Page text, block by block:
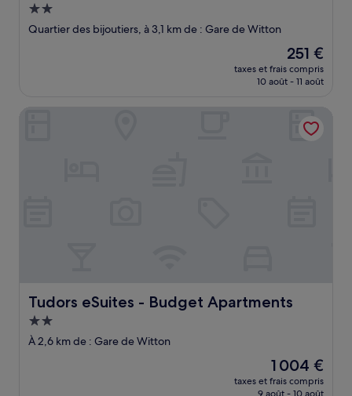
Hébergement
2.0 étoiles
Quartier des bijoutiers, à 3,1 km de : Gare de Witton
Le
nouveau
prix
de
251 €
251 €
taxes et frais compris
10 août - 11 août
Tudors eSuites - Budget Apartments
Tudors eSuites - Budget Apartments
Hébergement
2.0 étoiles
À 2,6 km de : Gare de Witton
Le
nouveau
prix
1 004 €
taxes et frais compris